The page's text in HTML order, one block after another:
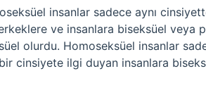
insanlar sadece aynı
ve insanlara biseksüel veya
olurdu. Homoseksüel insanlar
cinsiyete ilgi duyan insanlara